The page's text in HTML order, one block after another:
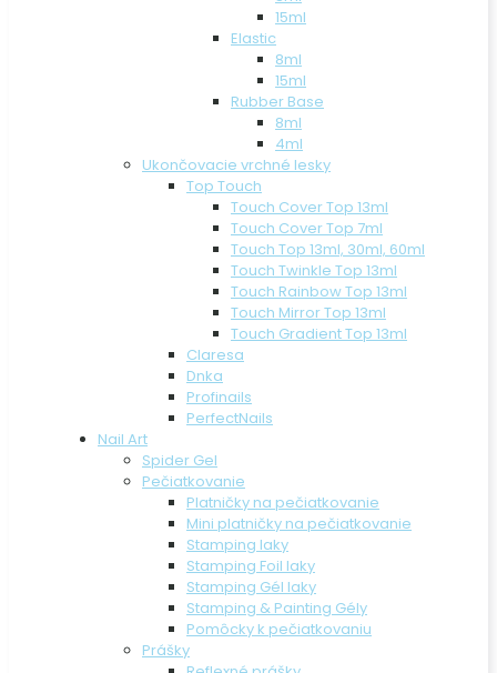
15ml
Elastic
8ml
15ml
Rubber Base
8ml
4ml
Ukončovacie vrchné lesky
Top Touch
Touch Cover Top 13ml
Touch Cover Top 7ml
Touch Top 13ml, 30ml, 60ml
Touch Twinkle Top 13ml
Touch Rainbow Top 13ml
Touch Mirror Top 13ml
Touch Gradient Top 13ml
Claresa
Dnka
Profinails
PerfectNails
Nail Art
Spider Gel
Pečiatkovanie
Platničky na pečiatkovanie
Mini platničky na pečiatkovanie
Stamping laky
Stamping Foil laky
Stamping Gél laky
Stamping & Painting Gély
Pomôcky k pečiatkovaniu
Prášky